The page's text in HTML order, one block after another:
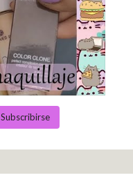
Subscribirse